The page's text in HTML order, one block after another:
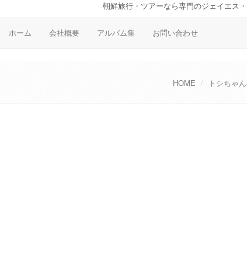
朝鮮旅行・ツアーなら専門のジェイエス
ホーム 会社概要 アルバム集 お問い合わせ
HOME トシちゃ